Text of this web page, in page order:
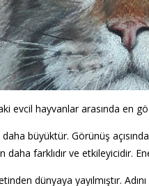
evcil hayvanlar arasında en
büyüktür. Görünüş
farklıdır ve etkileyicidir.
dünyaya yayılmıştır.